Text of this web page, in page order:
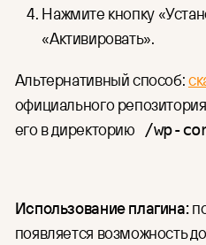
Нажмите кнопку
«Активировать».
Альтернативный способ:
официального
его в директорию /wp-
Использование плагина:
появляется возможность